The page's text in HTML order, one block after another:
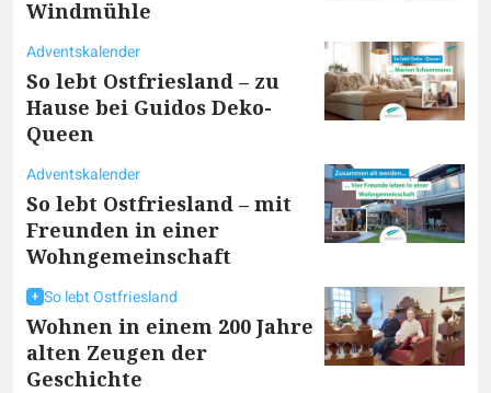
Windmühle
Adventskalender
So lebt Ostfriesland – zu
Hause bei Guidos Deko-
Queen
Adventskalender
So lebt Ostfriesland – mit
Freunden in einer
Wohngemeinschaft
So lebt Ostfriesland
Wohnen in einem 200 Jahre
alten Zeugen der
Geschichte